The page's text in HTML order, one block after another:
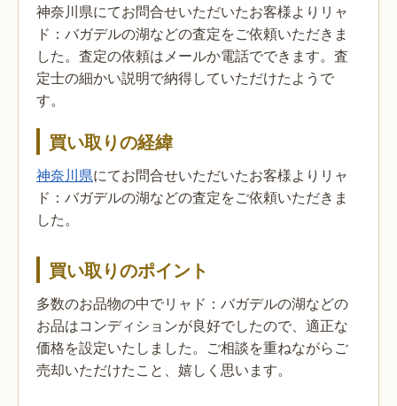
神奈川県にてお問合せいただいたお客様よりリャ
ド：バガデルの湖などの査定をご依頼いただきま
した。査定の依頼はメールか電話でできます。査
定士の細かい説明で納得していただけたようで
す。
買い取りの経緯
神奈川県にてお問合せいただいたお客様よりリャ
ド：バガデルの湖などの査定をご依頼いただきま
した。
買い取りのポイント
多数のお品物の中でリャド：バガデルの湖などの
お品はコンディションが良好でしたので、適正な
価格を設定いたしました。ご相談を重ねながらご
売却いただけたこと、嬉しく思います。